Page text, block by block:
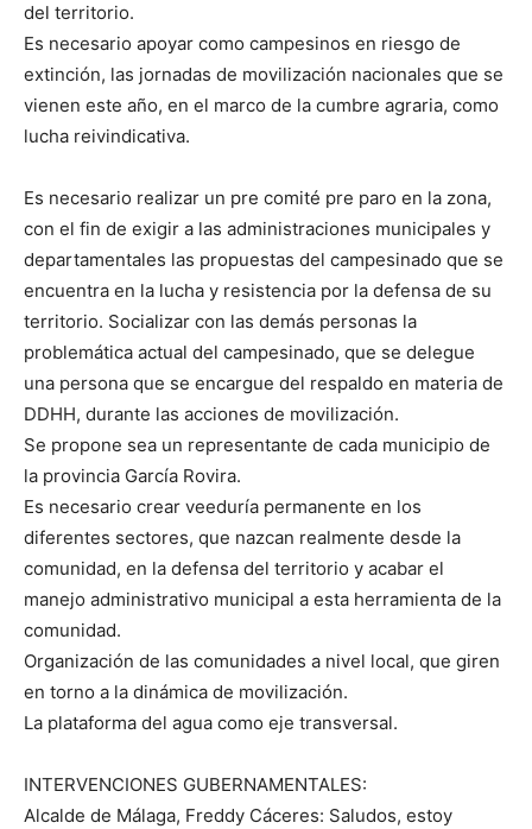
del territorio.
Es necesario apoyar como campesinos en riesgo de
extinción, las jornadas de movilización nacionales que se
vienen este año, en el marco de la cumbre agraria, como
lucha reivindicativa.
Es necesario realizar un pre comité pre paro en la zona,
con el fin de exigir a las administraciones municipales y
departamentales las propuestas del campesinado que se
encuentra en la lucha y resistencia por la defensa de su
territorio. Socializar con las demás personas la
problemática actual del campesinado, que se delegue
una persona que se encargue del respaldo en materia de
DDHH, durante las acciones de movilización.
Se propone sea un representante de cada municipio de
la provincia García Rovira.
Es necesario crear veeduría permanente en los
diferentes sectores, que nazcan realmente desde la
comunidad, en la defensa del territorio y acabar el
manejo administrativo municipal a esta herramienta de la
comunidad.
Organización de las comunidades a nivel local, que giren
en torno a la dinámica de movilización.
La plataforma del agua como eje transversal.
INTERVENCIONES GUBERNAMENTALES:
Alcalde de Málaga, Freddy Cáceres: Saludos, estoy